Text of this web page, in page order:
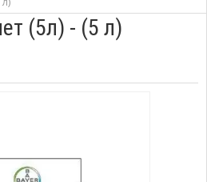
(5л) - (5 л)